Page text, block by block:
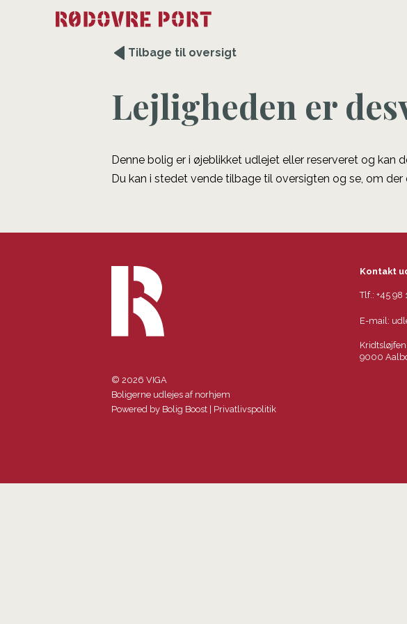
Tilbage til oversigt
Lejligheden er
Denne bolig er i øjeblikket udlejet eller reserveret og kan
Du kan i stedet vende tilbage til oversigten og se, om
© 2026 VIGA
Boligerne udlejes af norhjem
Powered by Bolig Boost Privatlivspolitik
Kontakt
Tlf.:+45 98
E-mail:
Kridtsløjfen
9000